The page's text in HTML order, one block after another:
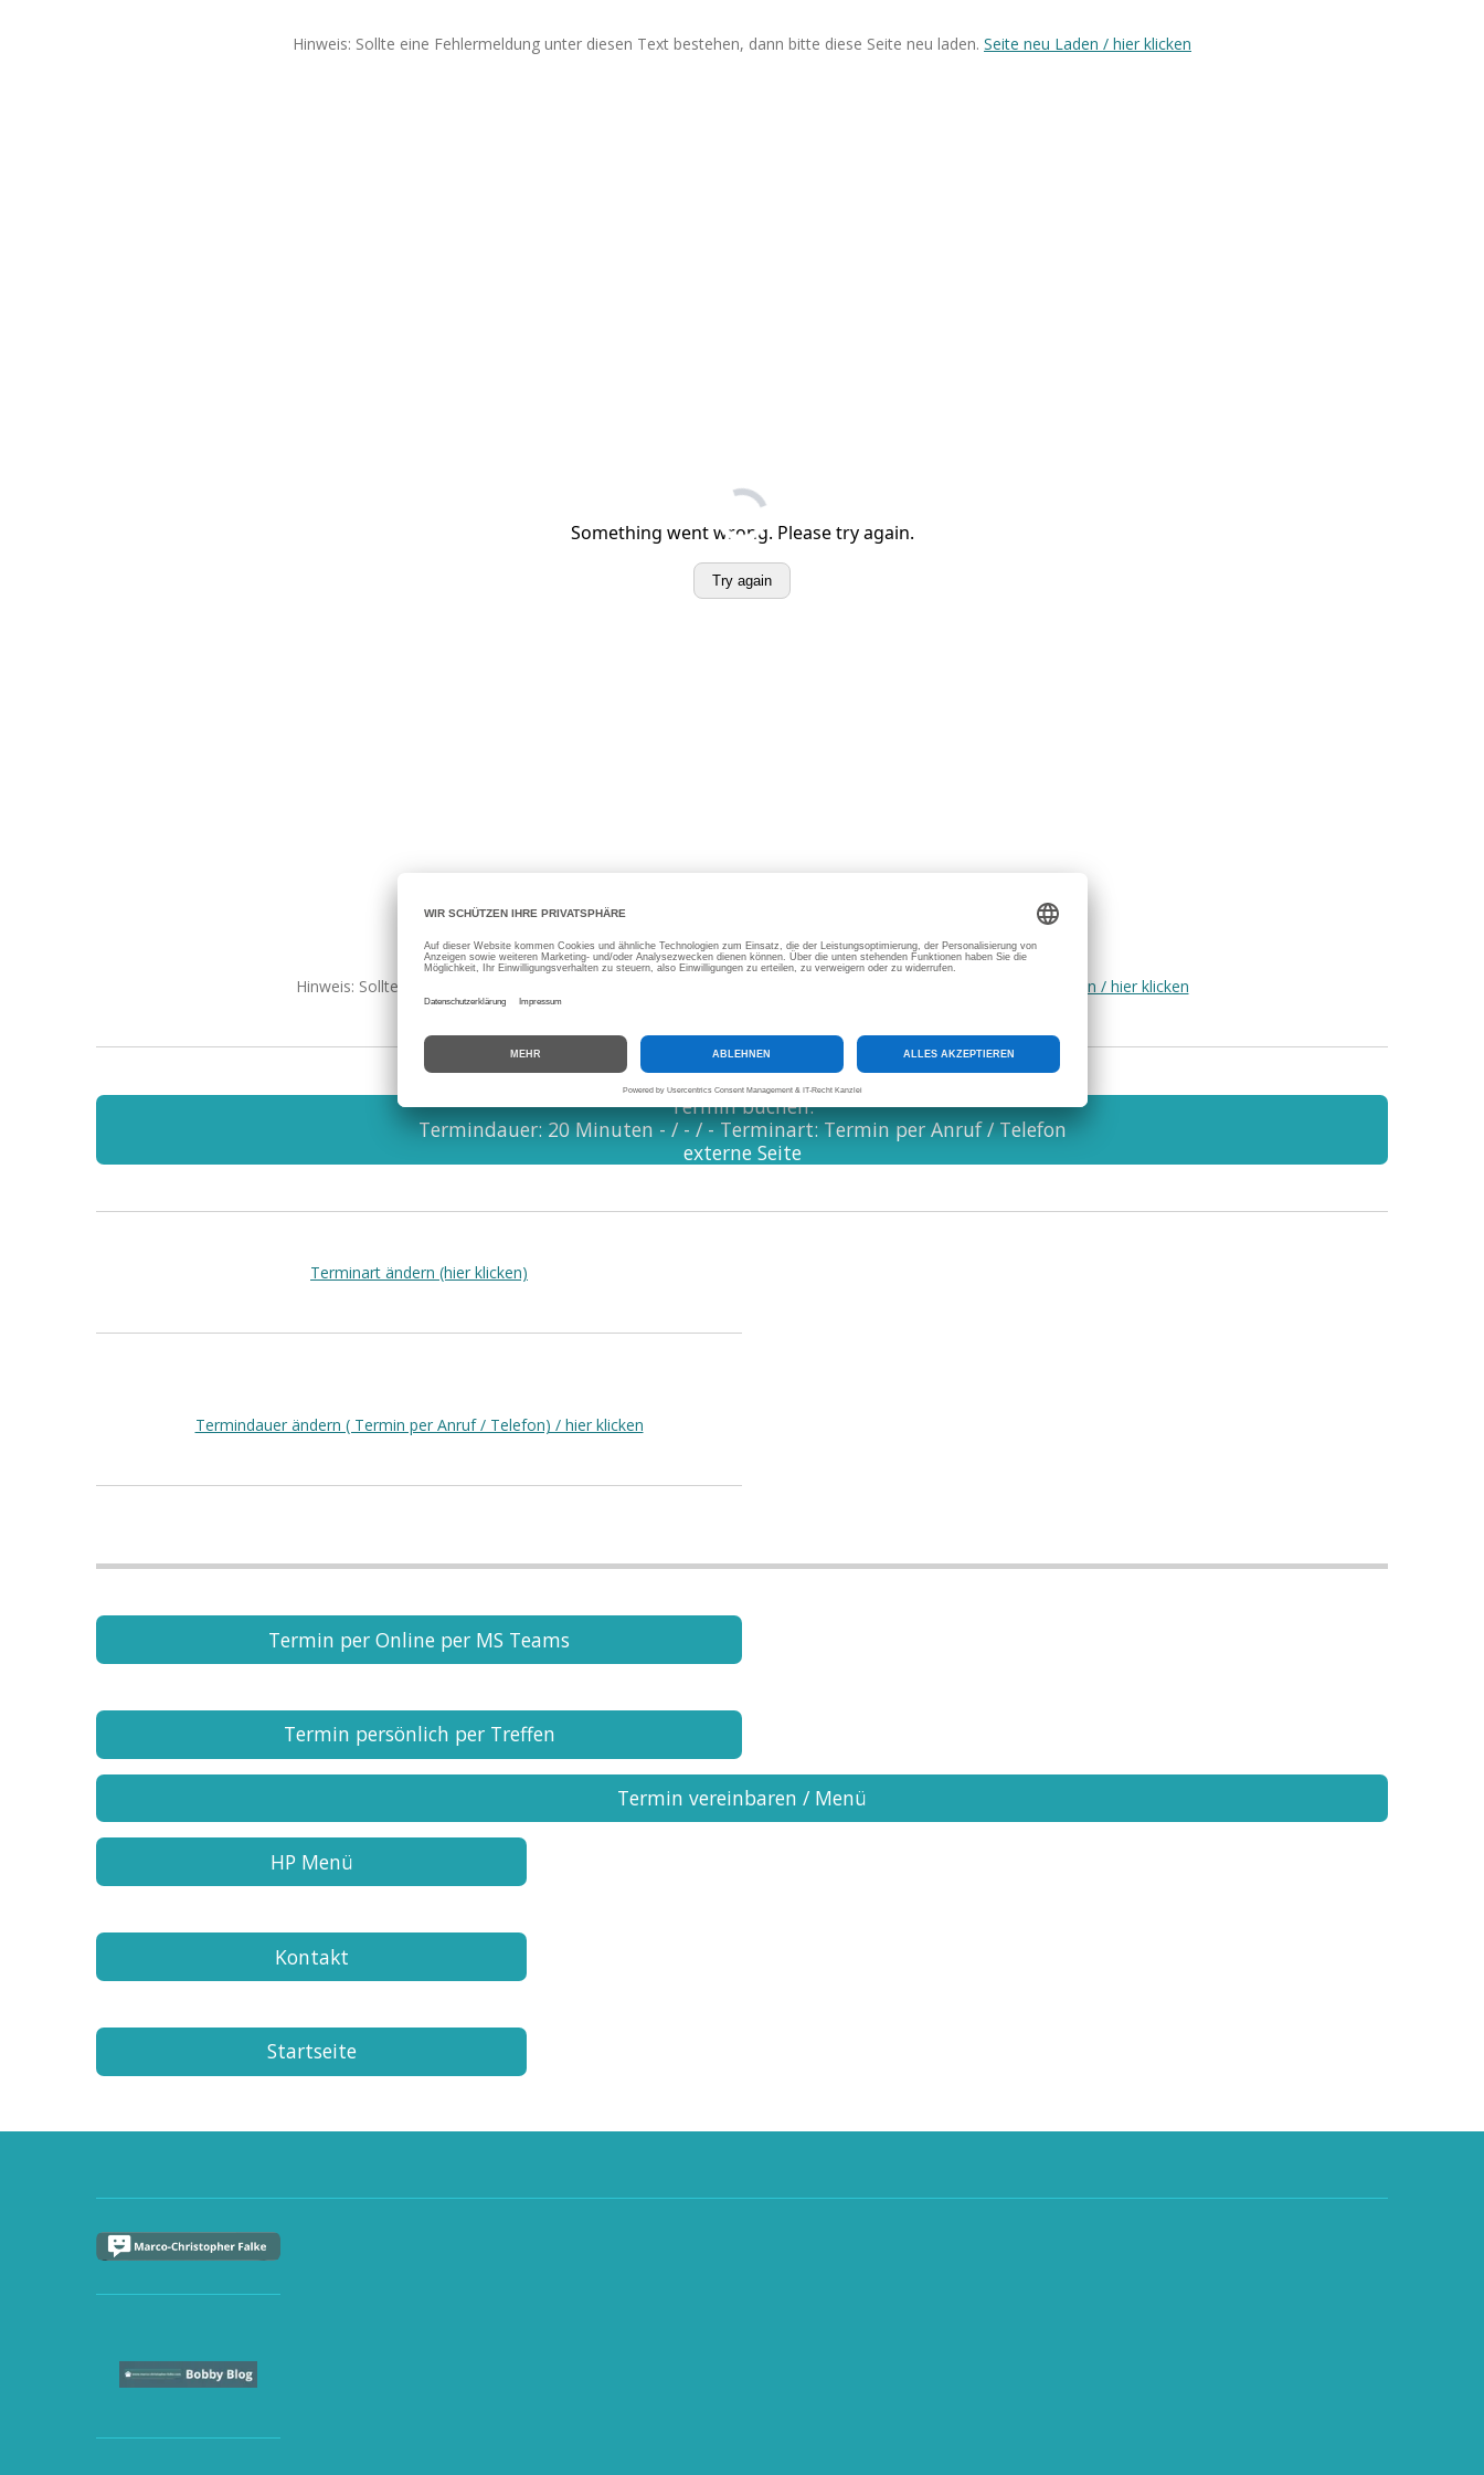
Hinweis: Sollte eine Fehlermeldung unter diesen Text bestehen, dann bitte diese Seite neu laden. Seite neu Laden / hier klicken
Hinweis: Sollte eine Fehlermeldung über diesen Text bestehen, dann bitte diese Seite neu laden. Seite neu Laden / hier klicken
Termin buchen:
Termindauer: 20 Minuten - / - / - Terminart: Termin per Anruf / Telefon
externe Seite
Terminart ändern (hier klicken)
Termindauer ändern ( Termin per Anruf / Telefon) / hier klicken
Termin per Online per MS Teams
Termin persönlich per Treffen
Termin vereinbaren / Menü
HP Menü
Kontakt
Startseite